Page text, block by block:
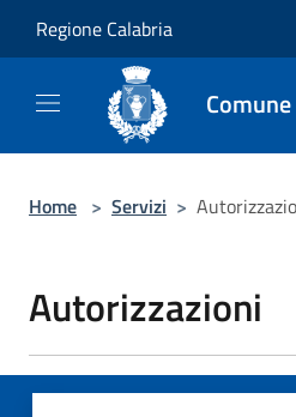
Regione Calabria
Home > Servizi >
Autorizzazioni